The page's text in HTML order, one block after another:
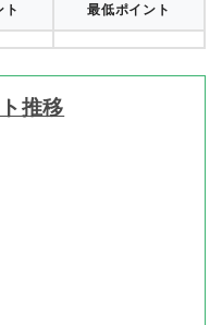
ト 最低ポイント
推移